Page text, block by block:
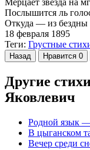
Послышится ль
Откуда — из бездны
18 февраля 1895
Теги: Грустные
Назад Нравится 0
Другие
Яковлевич
Родной язык —
В цыганском
Вечер среди